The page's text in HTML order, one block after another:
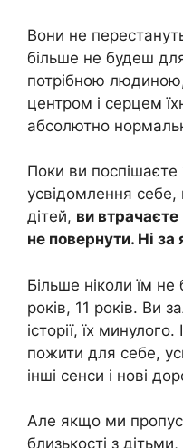
Вони не
більше не будеш
потрібною
центром і серцем
абсолютно
Поки ви
усвідомлення себе,
дітей, ви
не повернути. Ні за
Більше ніколи їм
років, 11 років. Ви
історії, їх
пожити для себе,
інші сенси і нові
Але якщо ми
близькості з